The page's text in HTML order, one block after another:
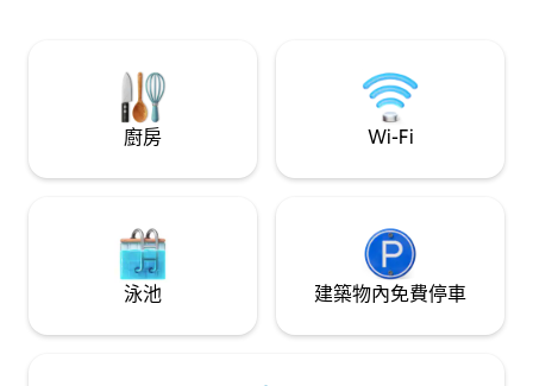
請閱讀《房屋守則》
廚房 Wi-Fi
泳池 建築物內免費停車